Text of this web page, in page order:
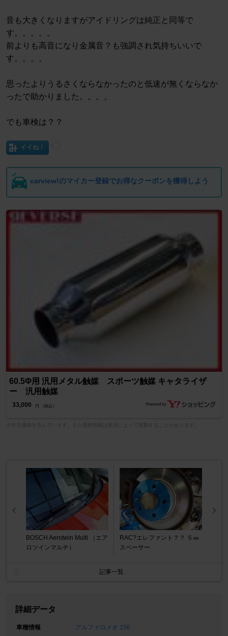
音も大きくなりますがアイドリングは純正と同等で
す。。。。。
前よりも高音になり金属音？も強調され気持ちいいで
す。。。。
思ったよりうるさくならなかったのと低速が無くならなか
ったで助かりました。。。。
でも車検は？？
イイね！
carview!のマイカー登録でお得なクーポンを獲得しよう
60.5Φ用 汎用メタル触媒 スポーツ触媒 キャタライザ
ー 汎用触媒
33,000 円 （税込）
BOSCH Aerotwin Multi （エア
ロツインマルチ）
RAC?エレファント？？ ５㎜
スペーサー
記事一覧
詳細データ
車種情報
アルファロメオ 156